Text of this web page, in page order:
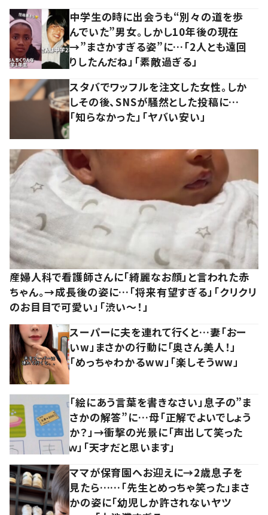
中学生の時に出会うも“別々の道を歩
んでいた”男女。しかし10年後の現在
→”まさかすぎる姿”に…「2人とも遠回
りしたんだね」「素敵過ぎる」
スタバでワッフルを注文した女性。しか
しその後、SNSが騒然とした投稿に…
「知らなかった」「ヤバい安い」
産婦人科で看護師さんに「綺麗なお顔」と言われた赤
ちゃん。→成長後の姿に…「将来有望すぎる」「クリクリ
のお目目で可愛い」「渋い～！」
スーパーに夫を連れて行くと…妻「おー
いw」まさかの行動に「奥さん美人！」
「めっちゃわかるww」「楽しそうww」
「絵にあう言葉を書きなさい」息子の”ま
さかの解答”に…母「正解でよいでしょう
か？」→衝撃の光景に「声出して笑った
ｗ」「天才だと思います」
ママが保育園へお迎えに→2歳息子を
見たら……「先生とめっちゃ笑った」まさ
かの姿に「幼児しか許されないヤツ